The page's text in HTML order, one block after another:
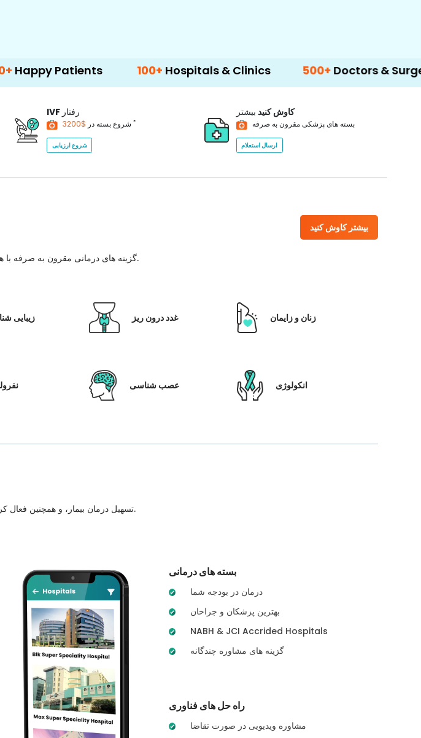
100+Hospitals & Clinics 500+Doctors & Surgeons 14+
IVF رفتار
شروع بسته در *
شروع ارزیابی
کاوش کنید بیشتر
بسته های پزشکی مقرون به صرفه
ارسال استعلام
بیشتر کاوش کنید
گزینه های درمانی مقرون به صرفه با همه طیف های ممکن از روش های پزشکی برای انتخاب با بهترین کیفیت مراقبت های بهداشتی در کشور.
زیبایی غدد درون ریز زنان و زایمان
عصب شناسی انکولوژی
تسهیل درمان بیمار، و همچنین فعال کردن آن با راه حل های مبتنی بر فناوری، سیستم مراقبت از بیمار و شفافیت در هر مرحله از سفر درمان.
بسته های درمانی
درمان در بودجه شما
بهترین پزشکان و جراحان
NABH & JCI Accrided Hospitals
گزینه های مشاوره چندگانه
راه حل های فناوری
مشاوره ویدیویی در صورت تقاضا